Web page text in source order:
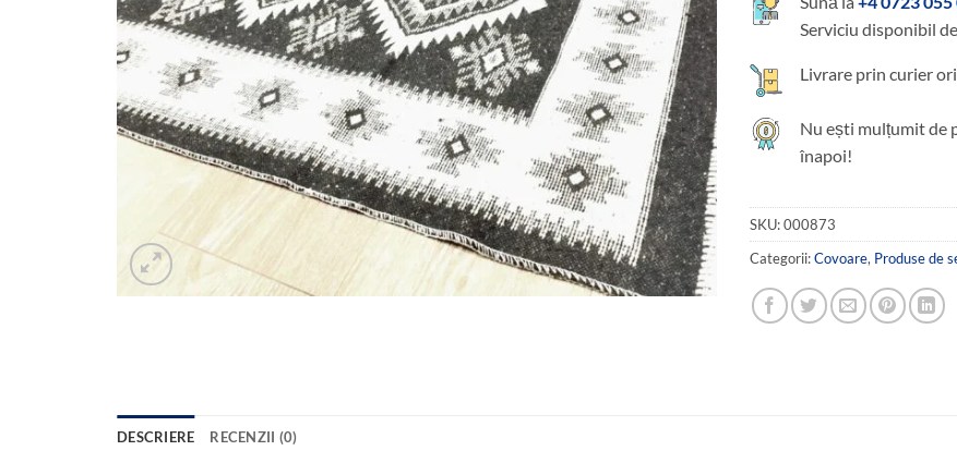
Serviciu disponibil
Livrare prin curier
Nu ești mulțumit de
înapoi!
SKU:000873
Categorii:Covoare, Produse de
DESCRIERE RECENZII (0)